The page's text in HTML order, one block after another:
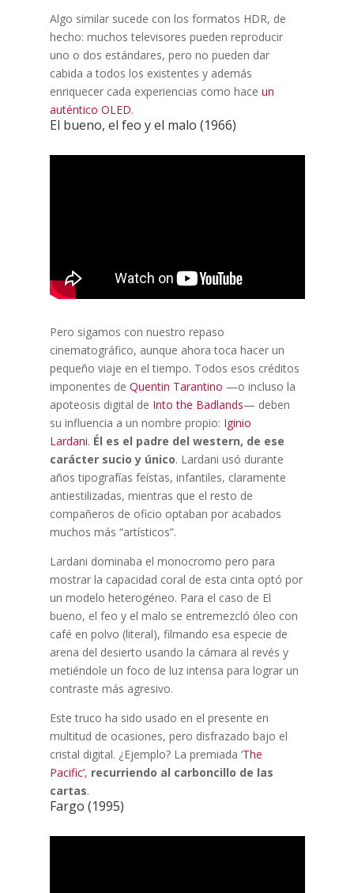
Algo similar sucede con los formatos HDR, de
hecho: muchos televisores pueden reproducir
uno o dos estándares, pero no pueden dar
cabida a todos los existentes y además
enriquecer cada experiencias como hace un
auténtico OLED.
El bueno, el feo y el malo (1966)
Pero sigamos con nuestro repaso
cinematográfico, aunque ahora toca hacer un
pequeño viaje en el tiempo. Todos esos créditos
imponentes de Quentin Tarantino —o incluso la
apoteosis digital de Into the Badlands— deben
su influencia a un nombre propio: Iginio
Lardani. Él es el padre del western, de ese
carácter sucio y único. Lardani usó durante
años tipografías feístas, infantiles, claramente
antiestilizadas, mientras que el resto de
compañeros de oficio optaban por acabados
muchos más “artísticos”.
Lardani dominaba el monocromo pero para
mostrar la capacidad coral de esta cinta optó por
un modelo heterogéneo. Para el caso de El
bueno, el feo y el malo se entremezcló óleo con
café en polvo (literal), filmando esa especie de
arena del desierto usando la cámara al revés y
metiéndole un foco de luz intensa para lograr un
contraste más agresivo.
Este truco ha sido usado en el presente en
multitud de ocasiones, pero disfrazado bajo el
cristal digital. ¿Ejemplo? La premiada ‘The
Pacific’, recurriendo al carboncillo de las
cartas.
Fargo (1995)